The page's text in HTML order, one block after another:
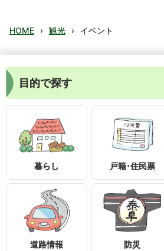
HOME › 観光 › イベント
目的で探す
暮らし 戸籍･住民票
道路情報 防災
〒399-1895
長野県下伊那郡泰阜村3236-1
0260-26-2111
0260-26-2553